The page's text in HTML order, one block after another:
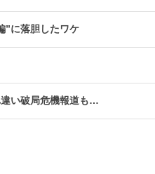
”に落胆したワケ
い破局危機報道も…